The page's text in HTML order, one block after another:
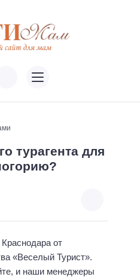
турагента для
от
«Веселый Турист».
и наши менеджеры